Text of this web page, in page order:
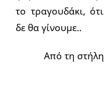
το τραγουδάκι,
δε θα γίνουμε..
Από τη στήλη